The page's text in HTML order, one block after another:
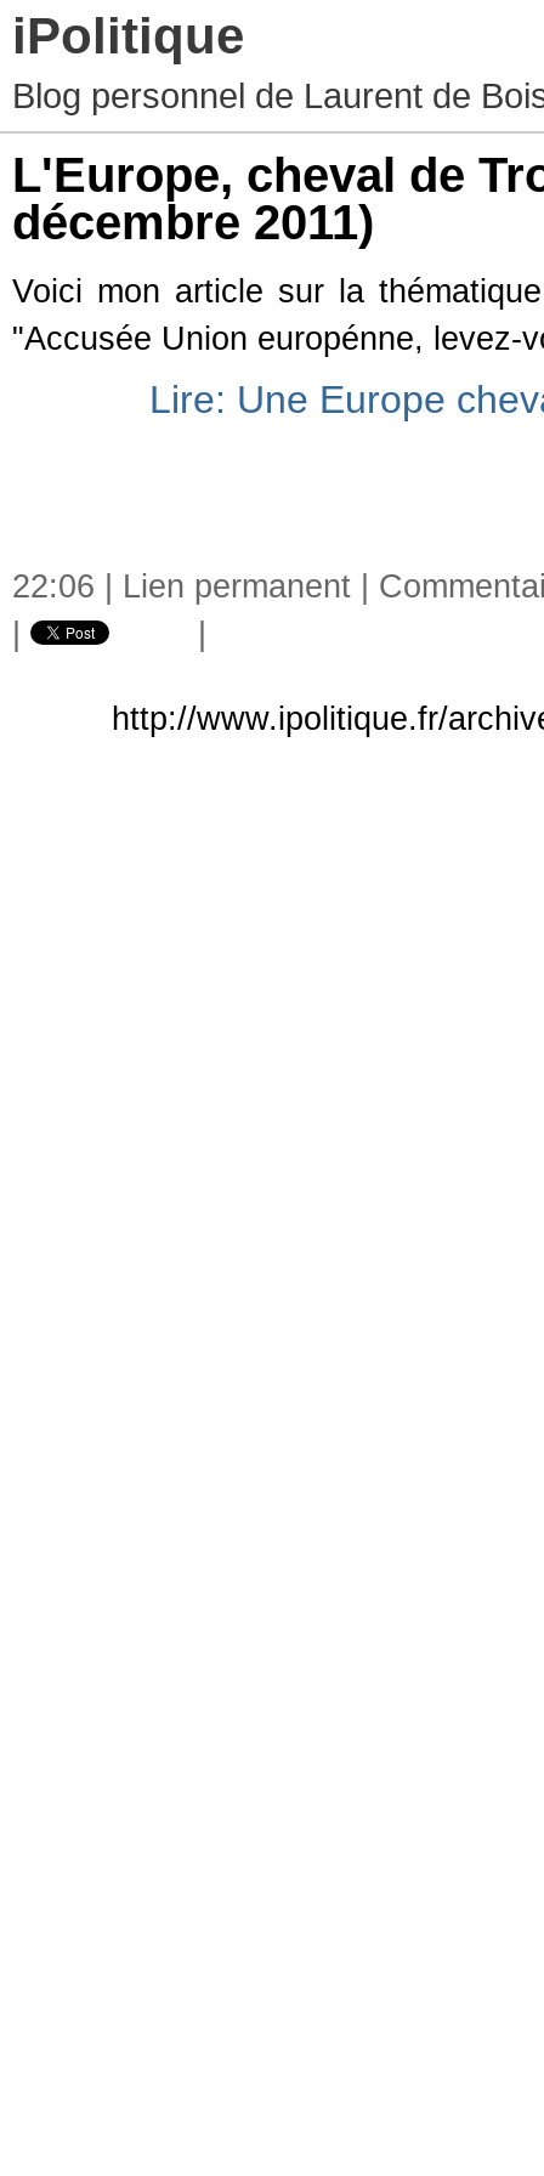
iPolitique
Blog personnel de Laurent de
L'Europe, cheval de
décembre 2011)
Voici mon article sur la
"Accusée Union europénne, levez-
Lire: Une Europe
22:06 | Lien permanent
http://www.ipolitique.fr/